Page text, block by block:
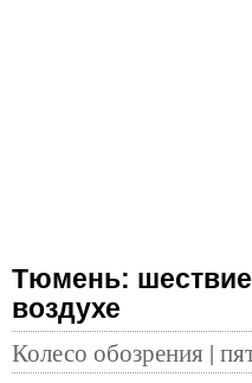
Тюмень:
воздухе
Колесо обозрения |